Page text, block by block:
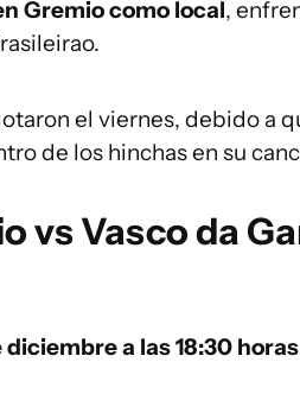
Gremio como local,
el viernes, debido a
de los hinchas en su
vs Vasco da
a las 18:30 horas